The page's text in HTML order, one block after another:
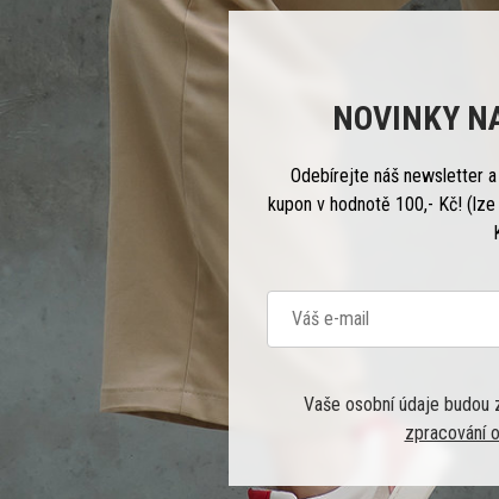
NOVINKY
Odebírejte náš newsletter
kupon v hodnotě 100,- Kč!
Vaše osobní údaje budou
zpracování